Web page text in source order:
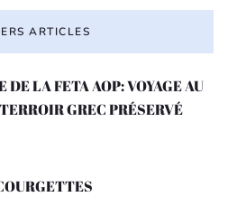
ARTICLES
DE LA FETA AOP: VOYAGE AU
GREC PRÉSERVÉ